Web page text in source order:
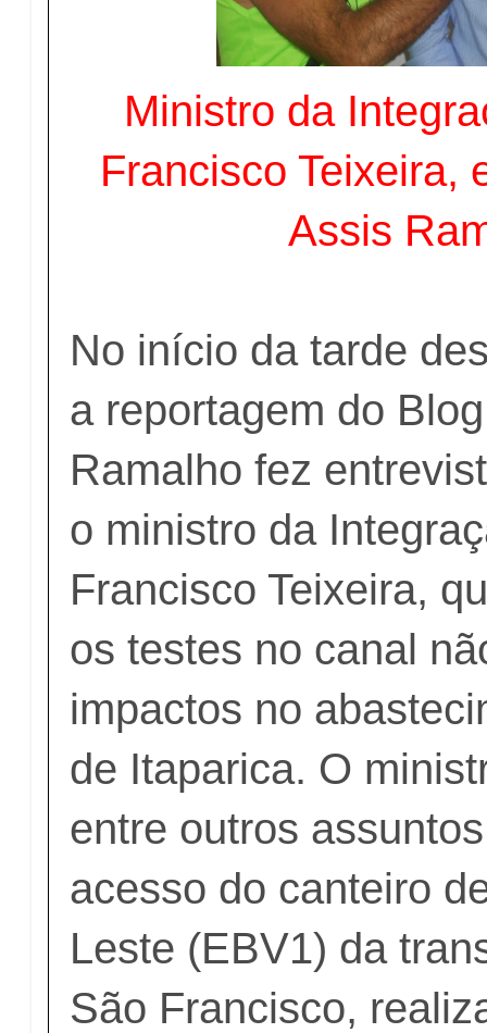
Ministro da
Francisco Teixeira,
Assis
No início da tarde
a reportagem do
Ramalho fez
o ministro da
Francisco Teixeira,
os testes no canal
impactos no
de Itaparica. O
entre outros
acesso do canteiro
Leste (EBV1) da
São Francisco,